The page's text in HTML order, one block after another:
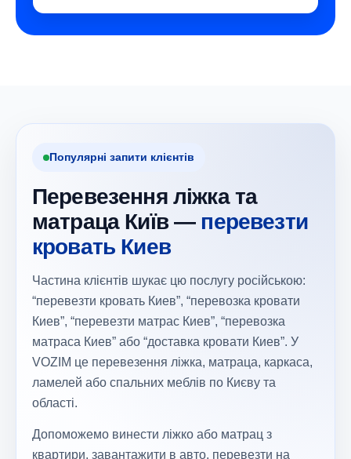
Популярні запити клієнтів
Перевезення ліжка та
матраца Київ — перевезти
кровать Киев
Частина клієнтів шукає цю послугу російською:
“перевезти кровать Киев”, “перевозка кровати
Киев”, “перевезти матрас Киев”, “перевозка
матраса Киев” або “доставка кровати Киев”. У
VOZIM це перевезення ліжка, матраца, каркаса,
ламелей або спальних меблів по Києву та
області.
Допоможемо винести ліжко або матрац з
квартири, завантажити в авто, перевезти на